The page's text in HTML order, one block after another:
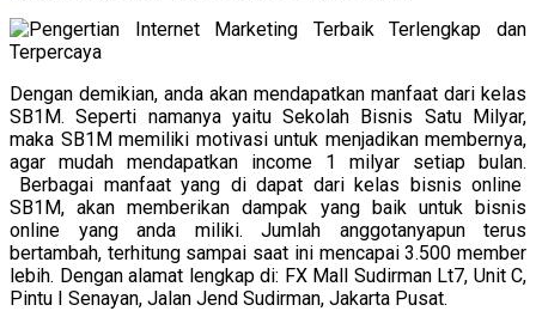
Dengan demikian, anda akan mendapatkan manfaat dari kelas
SB1M. Seperti namanya yaitu Sekolah Bisnis Satu Milyar,
maka SB1M memiliki motivasi untuk menjadikan membernya,
agar mudah mendapatkan income 1 milyar setiap bulan.
Berbagai manfaat yang di dapat dari kelas bisnis online
SB1M, akan memberikan dampak yang baik untuk bisnis
online yang anda miliki. Jumlah anggotanyapun terus
bertambah, terhitung sampai saat ini mencapai 3.500 member
lebih. Dengan alamat lengkap di: FX Mall Sudirman Lt7, Unit C,
Pintu I Senayan, Jalan Jend Sudirman, Jakarta Pusat.